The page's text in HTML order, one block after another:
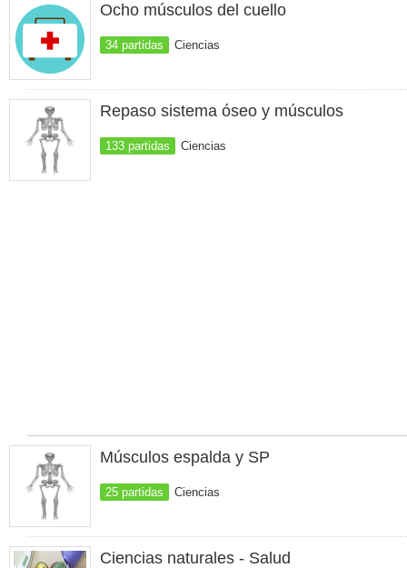
Ocho músculos del cuello
34 partidas Ciencias
Repaso sistema óseo y músculos
133 partidas Ciencias
Músculos espalda y SP
25 partidas Ciencias
Ciencias naturales - Salud